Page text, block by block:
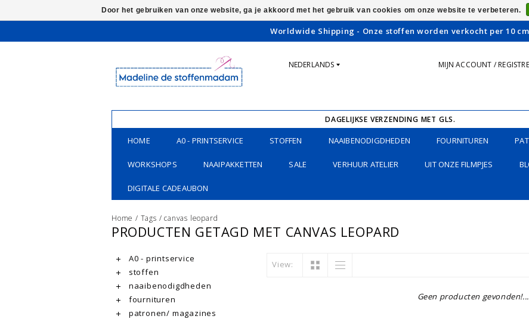
Worldwide Shipping - Onze stoffen worden verkocht per 10
NEDERLANDS MIJN ACCOUNT /
DAGELIJKSE VERZENDING MET GLS.
HOME A0 - PRINTSERVICE STOFFEN NAAIBENODIGDHEDEN FOURNITUREN
WORKSHOPS NAAIPAKKETTEN SALE VERHUUR ATELIER UIT ONZE FILMPJES
DIGITALE CADEAUBON
Home / Tags /canvas leopard
PRODUCTEN GETAGD MET CANVAS LEOPARD
A0 - printservice
stoffen
naaibenodigdheden
fournituren
patronen/ magazines
View:
Geen producten gevonden!...
Door het gebruiken van onze website, ga je akkoord met het gebruik van cookies om onze website te verbeteren.